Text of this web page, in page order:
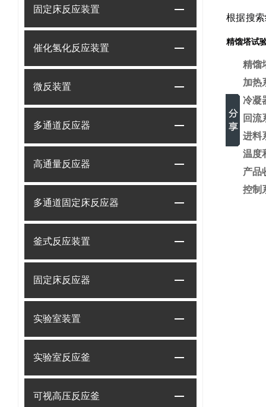
固定床反应装置
催化氢化反应装置
微反装置
多通道反应器
高通量反应器
多通道固定床反应器
釜式反应装置
固定床反应器
实验室装置
实验室反应釜
可视高压反应釜
根据搜
精馏塔试
精馏
加热
冷凝
回流
进料
温度
产品
控制